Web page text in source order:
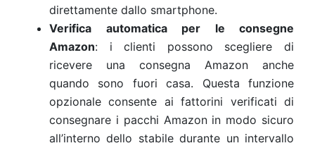
direttamente dallo smartphone.
Verifica automatica per le consegne
Amazon: i clienti possono scegliere di
ricevere una consegna Amazon anche
quando sono fuori casa. Questa funzione
opzionale consente ai fattorini verificati di
consegnare i pacchi Amazon in modo sicuro
all’interno dello stabile durante un intervallo